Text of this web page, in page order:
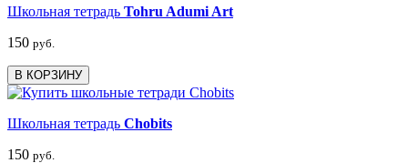
Школьная тетрадь Tohru Adumi Art
150 руб.
В КОРЗИНУ
Школьная тетрадь Chobits
150 руб.